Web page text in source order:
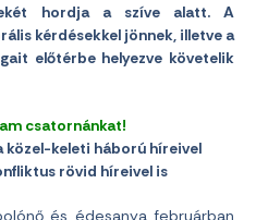
hordja a szíve alatt. A
kérdésekkel jönnek, illetve a
előtérbe helyezve követelik
csatornánkat!
közel-keleti háború híreivel
rövid híreivel is
és édesanya februárban